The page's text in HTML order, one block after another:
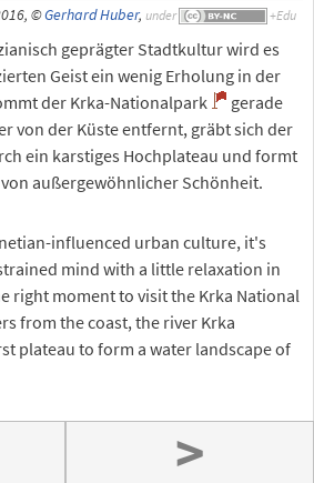
©Gerhard Huber, under
geprägter Stadtkultur wird es
Geist ein wenig Erholung in der
der Krka-Nationalpark
gerade
von der Küste entfernt, gräbt sich der
ein karstiges Hochplateau und formt
außergewöhnlicher Schönheit.
influenced urban culture, it's
mind with a little relaxation in
right moment to visit the Krka National
from the coast, the river Krka
plateau to form a water landscape of
>